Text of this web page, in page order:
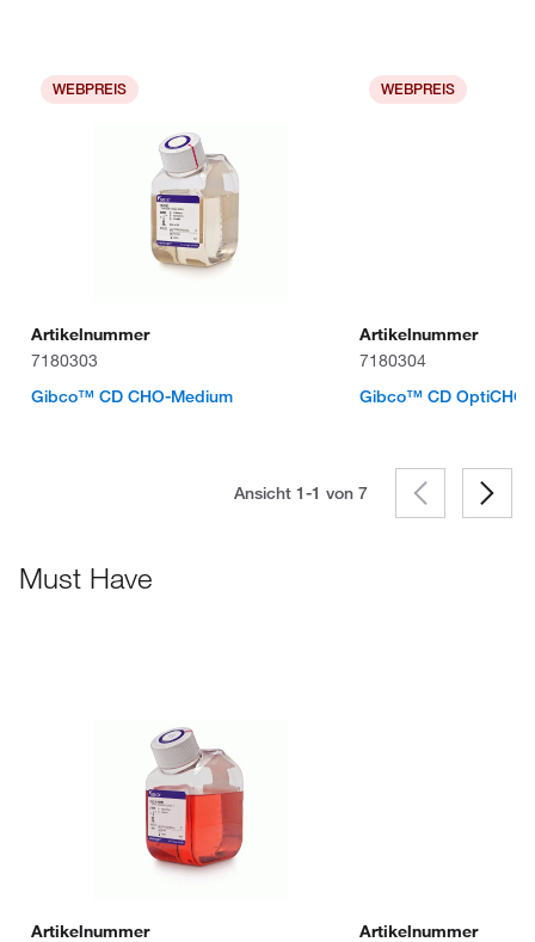
WEBPREIS
Artikelnummer
7180303
Gibco™ CD CHO-Medium
WEBPREIS
Artikelnummer
7180304
Gibco™ CD
Ansicht 1-1 von 7
Must Have
Artikelnummer Artikelnummer